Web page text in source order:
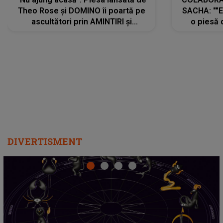
Theo Rose și DOMINO îi poartă pe
ascultători prin AMINTIRI și
SACHA:
o piesă
DIVERTISMENT